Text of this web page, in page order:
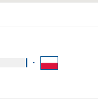
Kliknij aby wyszukać za